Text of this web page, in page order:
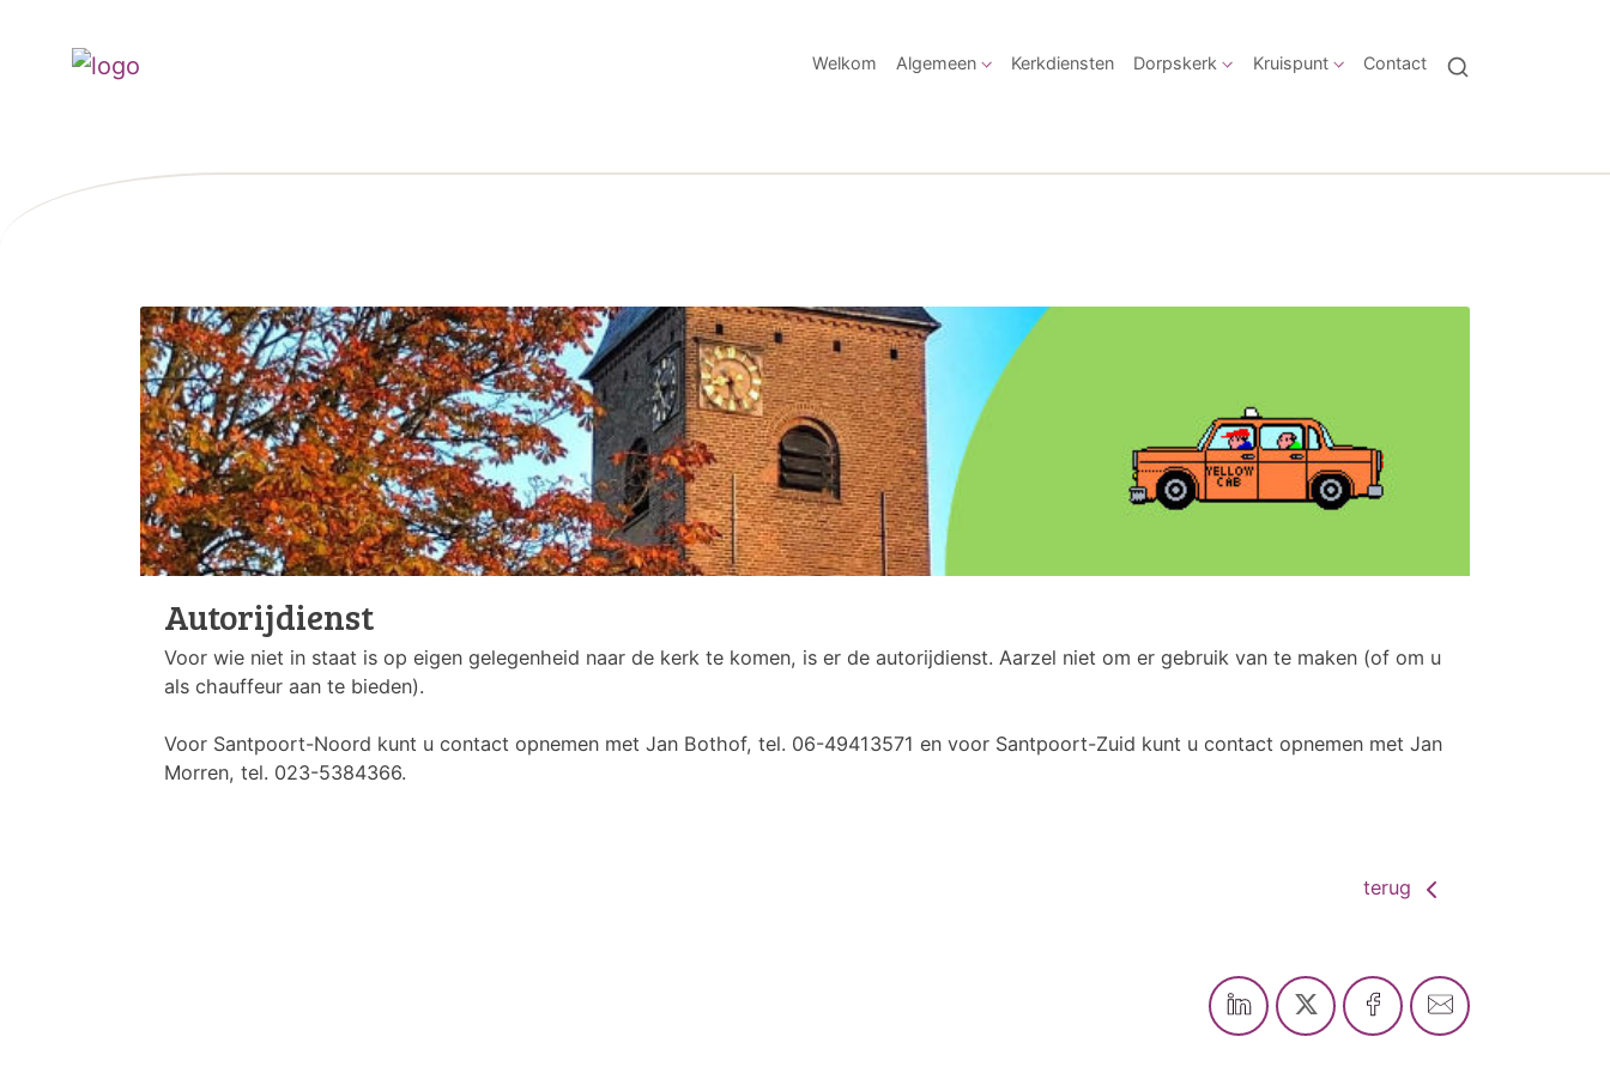
Welkom Algemeen Kerkdiensten Dorpskerk Kruispunt Contact
Autorijdienst
Voor wie niet in staat is op eigen gelegenheid naar de kerk te komen, is er de autorijdienst. Aarzel niet om er gebruik van te maken (of om u
als chauffeur aan te bieden).
Voor Santpoort-Noord kunt u contact opnemen met Jan Bothof, tel. 06-49413571 en voor Santpoort-Zuid kunt u contact opnemen met Jan
Morren, tel. 023-5384366.
terug